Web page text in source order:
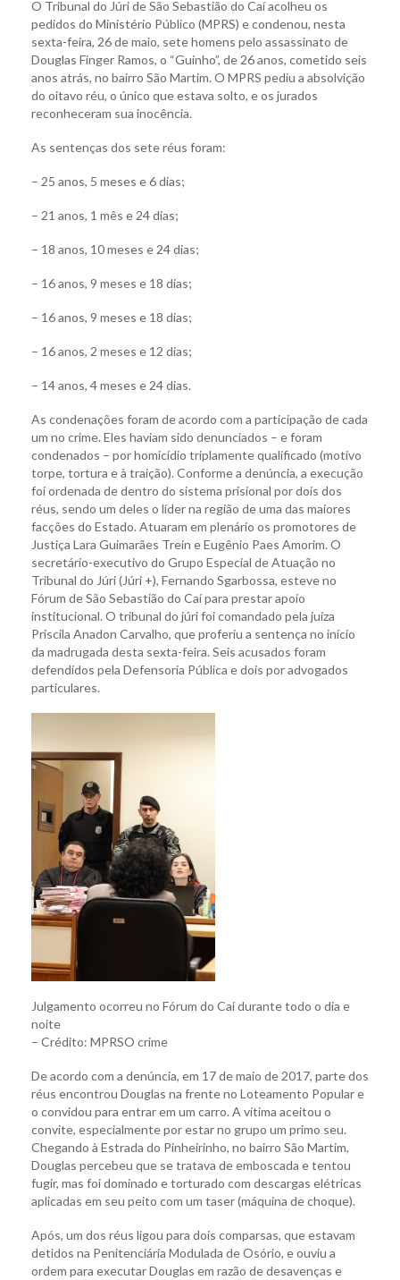
O Tribunal do Júri de São Sebastião do Caí acolheu os
pedidos do Ministério Público (MPRS) e condenou, nesta
sexta-feira, 26 de maio, sete homens pelo assassinato de
Douglas Finger Ramos, o “Guinho”, de 26 anos, cometido seis
anos atrás, no bairro São Martim. O MPRS pediu a absolvição
do oitavo réu, o único que estava solto, e os jurados
reconheceram sua inocência.
As sentenças dos sete réus foram:
– 25 anos, 5 meses e 6 dias;
– 21 anos, 1 mês e 24 dias;
– 18 anos, 10 meses e 24 dias;
– 16 anos, 9 meses e 18 dias;
– 16 anos, 9 meses e 18 dias;
– 16 anos, 2 meses e 12 dias;
– 14 anos, 4 meses e 24 dias.
As condenações foram de acordo com a participação de cada
um no crime. Eles haviam sido denunciados – e foram
condenados – por homicídio triplamente qualificado (motivo
torpe, tortura e à traição). Conforme a denúncia, a execução
foi ordenada de dentro do sistema prisional por dois dos
réus, sendo um deles o líder na região de uma das maiores
facções do Estado. Atuaram em plenário os promotores de
Justiça Lara Guimarães Trein e Eugênio Paes Amorim. O
secretário-executivo do Grupo Especial de Atuação no
Tribunal do Júri (Júri +), Fernando Sgarbossa, esteve no
Fórum de São Sebastião do Caí para prestar apoio
institucional. O tribunal do júri foi comandado pela juíza
Priscila Anadon Carvalho, que proferiu a sentença no início
da madrugada desta sexta-feira. Seis acusados foram
defendidos pela Defensoria Pública e dois por advogados
particulares.
Julgamento ocorreu no Fórum do Caí durante todo o dia e
noite
– Crédito: MPRSO crime
De acordo com a denúncia, em 17 de maio de 2017, parte dos
réus encontrou Douglas na frente no Loteamento Popular e
o convidou para entrar em um carro. A vítima aceitou o
convite, especialmente por estar no grupo um primo seu.
Chegando à Estrada do Pinheirinho, no bairro São Martim,
Douglas percebeu que se tratava de emboscada e tentou
fugir, mas foi dominado e torturado com descargas elétricas
aplicadas em seu peito com um taser (máquina de choque).
Após, um dos réus ligou para dois comparsas, que estavam
detidos na Penitenciária Modulada de Osório, e ouviu a
ordem para executar Douglas em razão de desavenças e